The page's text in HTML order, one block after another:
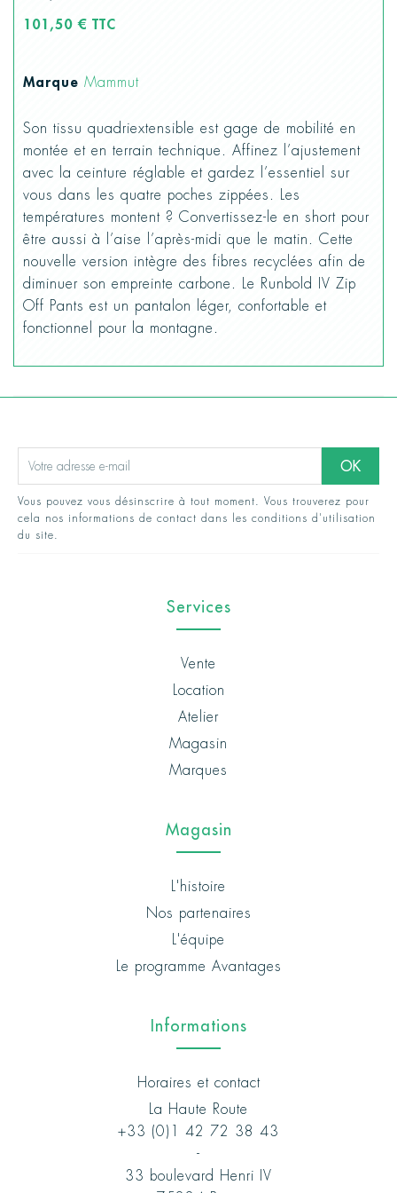
101,50 € TTC
Marque Mammut
Son tissu quadriextensible est gage de mobilité en
montée et en terrain technique. Affinez l’ajustement
avec la ceinture réglable et gardez l’essentiel sur
vous dans les quatre poches zippées. Les
températures montent ? Convertissez-le en short pour
être aussi à l’aise l’après-midi que le matin. Cette
nouvelle version intègre des fibres recyclées afin de
diminuer son empreinte carbone. Le Runbold IV Zip
Off Pants est un pantalon léger, confortable et
fonctionnel pour la montagne.
Vous pouvez vous désinscrire à tout moment. Vous trouverez pour
cela nos informations de contact dans les conditions d'utilisation
du site.
Services
Vente
Location
Atelier
Magasin
Marques
Magasin
L'histoire
Nos partenaires
L'équipe
Le programme Avantages
Informations
Horaires et contact
La Haute Route
+33 (0)1 42 72 38 43
-
33 boulevard Henri IV